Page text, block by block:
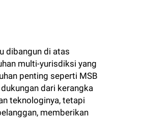
dibangun di atas
multi-yurisdiksi yang
penting seperti MSB
dari kerangka
teknologinya, tetapi
memberikan